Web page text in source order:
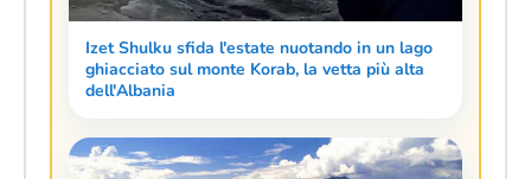
Izet Shulku sfida l'estate nuotando in un lago
ghiacciato sul monte Korab, la vetta più alta
dell'Albania